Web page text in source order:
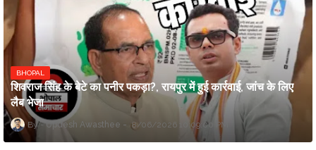
BHOPAL
शिवराज सिंह के बेटे का पनीर पकड़ा?, रायपुर में हुई कार्रवाई, जांच के लिए
लैब भेजा
Updesh Awasthee 8/06/2026 10:09:00 PM